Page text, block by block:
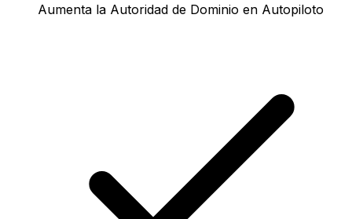
Aumenta la Autoridad de Dominio en Autopiloto